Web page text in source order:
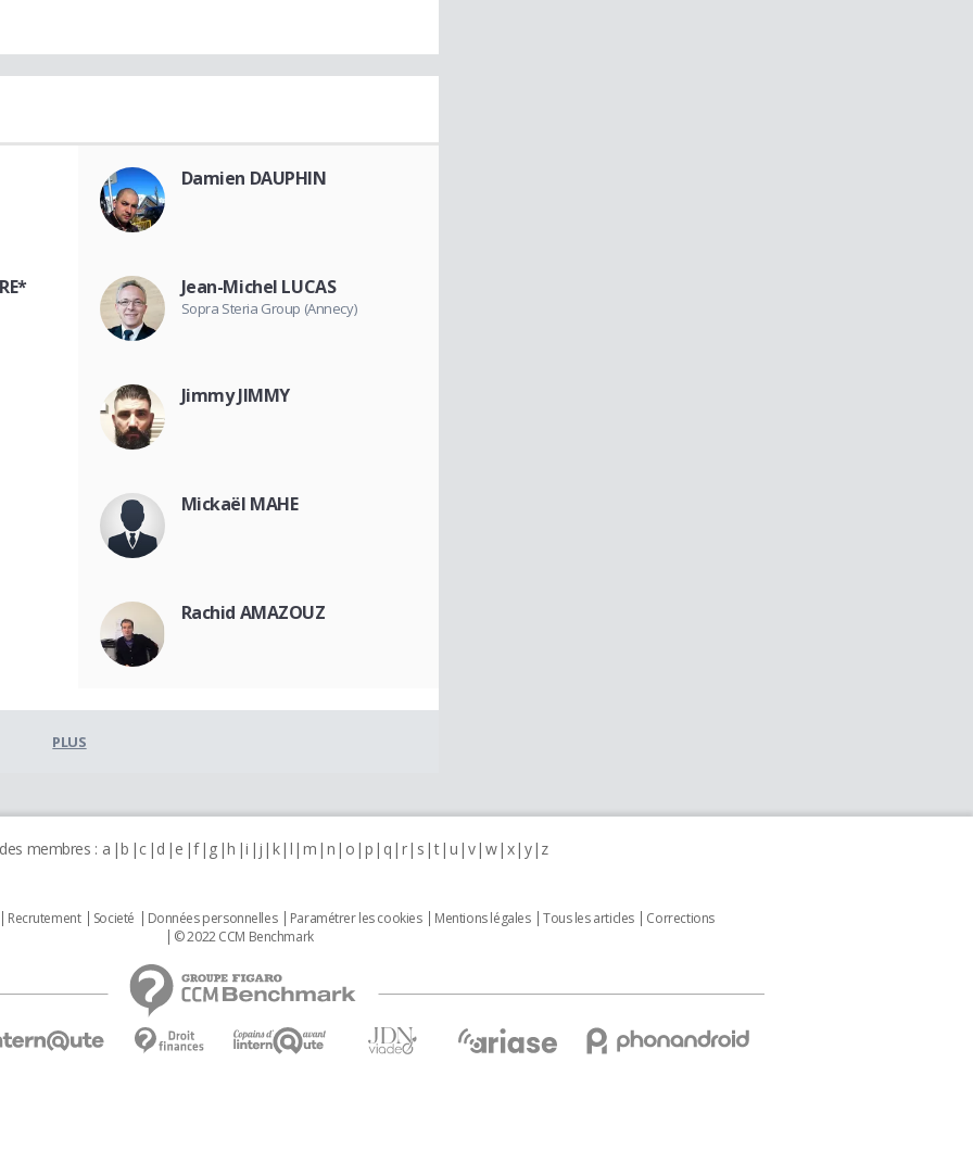
Damien DAUPHIN
Jean-Michel LUCAS
Sopra Steria Group (Annecy)
Jimmy JIMMY
Mickaël MAHE
Rachid AMAZOUZ
PLUS
membres : a b c d e f g h i j k l m n o p q r s t u v w x y z
Recrutement Societé Données personnelles Paramétrer les cookies Mentions légales Tous les articles
Corrections
© 2022 CCM Benchmark